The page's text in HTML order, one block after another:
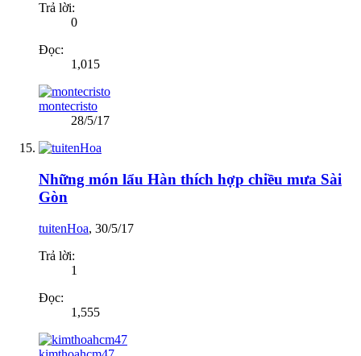
Trả lời:
0
Đọc:
1,015
montecristo
28/5/17
Những món lẩu Hàn thích hợp chiều mưa Sài
Gòn
tuitenHoa, 30/5/17
Trả lời:
1
Đọc:
1,555